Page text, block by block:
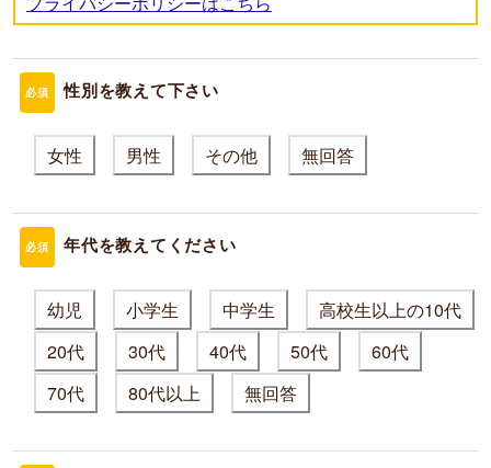
必須 性別を教えて下さい
女性 男性 その他 無回答
必須 年代を教えてください
幼児 小学生 中学生
高校生以上の10代
20代
30代 40代 50代
60代
70代
80代以上 無回答